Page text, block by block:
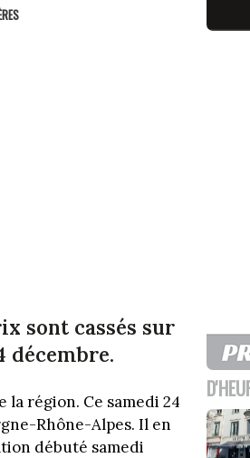
sont cassés sur
décembre.
la région. Ce samedi 24
Rhône-Alpes. Il en
débuté samedi